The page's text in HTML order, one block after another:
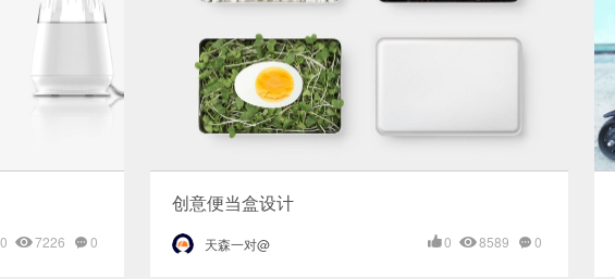
0 7226 0
创意便当盒设计
天森一对@ 0 8589 0